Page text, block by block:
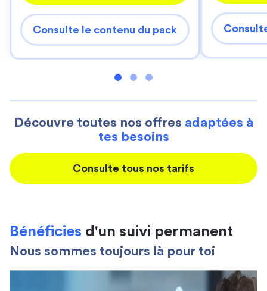
Consulte le contenu du pack
Découvre toutes nos offres adaptées à
tes besoins
Consulte tous nos tarifs
Bénéficies d'un suivi permanent
Nous sommes toujours là pour toi